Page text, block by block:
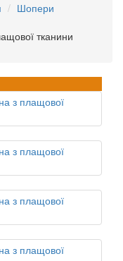
Шопери
тканини